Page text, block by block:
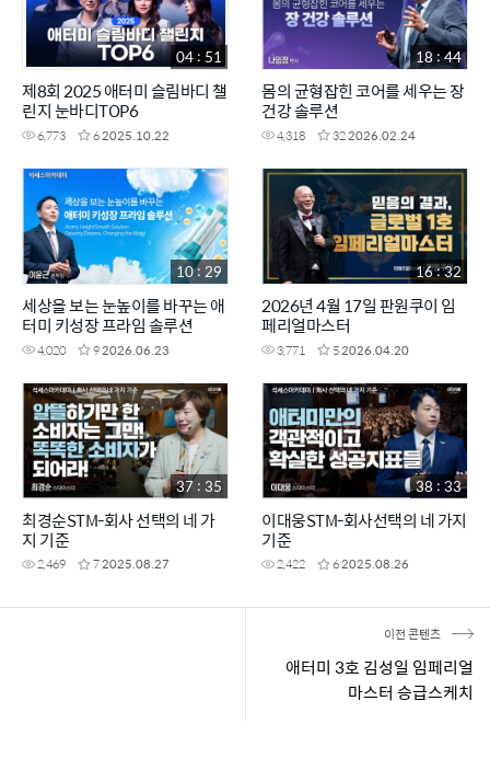
제8회 2025 애터미 슬림바디 챌
린지 눈바디TOP6
6,773 62025.10.22
04 : 51
몸의 균형잡힌 코어를 세우는 장
건강 솔루션
4,318 322026.02.24
18 : 44
세상을 보는 눈높이를 바꾸는 애
터미 키성장 프라임 솔루션
4,020 92026.06.23
10 : 29
2026년 4월 17일 판원쿠이 임
페리얼마스터
3,771 52026.04.20
16 : 32
최경순STM-회사 선택의 네 가
지 기준
2,469 72025.08.27
37 : 35
이대웅STM-회사선택의 네 가지
기준
2,422 62025.08.26
38 : 33
이전 콘텐츠
애터미 3호 김성일 임페리얼
마스터 승급스케치